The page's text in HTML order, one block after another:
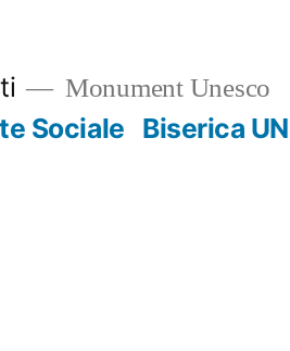
Monument Unesco
Sociale Biserica